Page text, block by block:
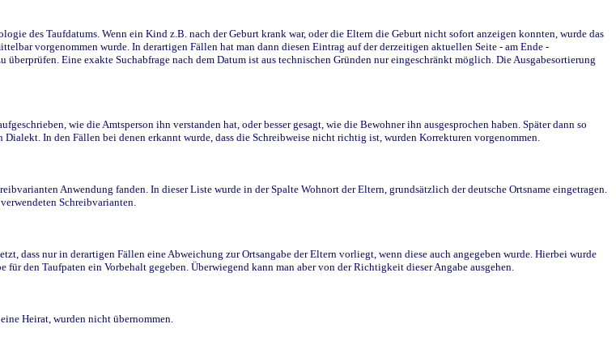
des Taufdatums. Wenn ein Kind z.B. nach der Geburt krank war, oder die Eltern die Geburt nicht sofort anzeigen konnten, wurde das
vorgenommen wurde. In derartigen Fällen hat man dann diesen Eintrag auf der derzeitigen aktuellen Seite - am Ende -
Eine exakte Suchabfrage nach dem Datum ist aus technischen Gründen nur eingeschränkt möglich. Die Ausgabesortierung
wie die Amtsperson ihn verstanden hat, oder besser gesagt, wie die Bewohner ihn ausgesprochen haben. Später dann so
In den Fällen bei denen erkannt wurde, dass die Schreibweise nicht richtig ist, wurden Korrekturen vorgenommen.
Anwendung fanden. In dieser Liste wurde in der Spalte Wohnort der Eltern, grundsätzlich der deutsche Ortsname eingetragen.
Schreibvarianten.
dass nur in derartigen Fällen eine Abweichung zur Ortsangabe der Eltern vorliegt, wenn diese auch angegeben wurde. Hierbei wurde
den Taufpaten ein Vorbehalt gegeben. Überwiegend kann man aber von der Richtigkeit dieser Angabe ausgehen.
Heirat, wurden nicht übernommen.